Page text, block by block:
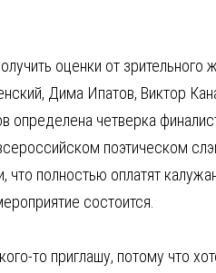
оценки от
Дима Ипатов, Виктор
определена четверка
поэтическом
что полностью оплатят
состоится.
то приглашу, потому что